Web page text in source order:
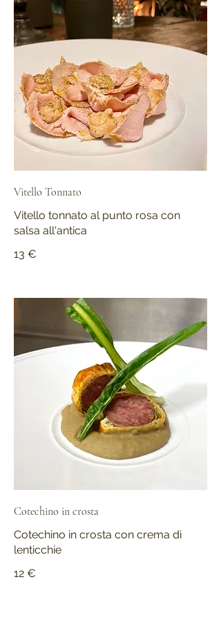
Vitello Tonnato
Vitello tonnato al punto rosa con
salsa all'antica
13 €
Cotechino in crosta
Cotechino in crosta con crema di
lenticchie
12 €